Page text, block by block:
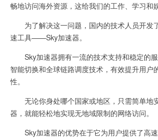
畅地访问海外资源，这给我们的工作、学习和
为了解决这一问题，国内的技术人员开发
速工具——Sky加速器。
Sky加速器拥有一流的技术支持和稳定的服
智能切换和全球链路调度技术，有效提升用户
性。
无论你身处哪个国家或地区，只需简单地
器，就能轻松地实现无地域限制的网络访问。
Sky加速器的优势在于它为用户提供了高速